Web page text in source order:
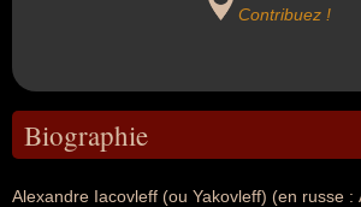
Contribuez !
Biographie
Alexandre Iacovleff (ou Yakovleff) (en russe :